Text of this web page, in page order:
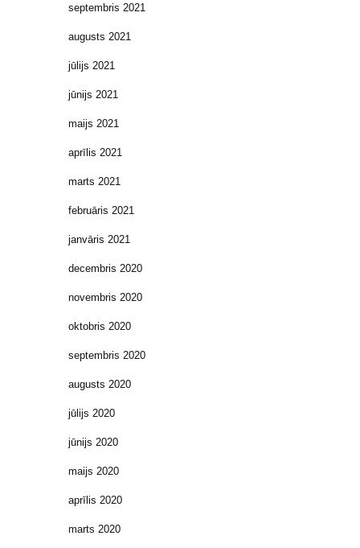
septembris 2021
augusts 2021
jūlijs 2021
jūnijs 2021
maijs 2021
aprīlis 2021
marts 2021
februāris 2021
janvāris 2021
decembris 2020
novembris 2020
oktobris 2020
septembris 2020
augusts 2020
jūlijs 2020
jūnijs 2020
maijs 2020
aprīlis 2020
marts 2020